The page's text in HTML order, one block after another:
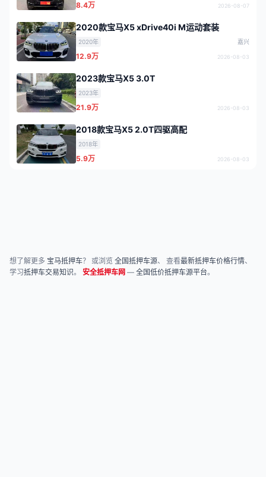
8.4万 2026-08-07
2020款宝马X5 xDrive40i M运动套装
2020年 嘉兴
12.9万 2026-08-03
2023款宝马X5 3.0T
2023年
21.9万 2026-08-03
2018款宝马X5 2.0T四驱高配
2018年
5.9万 2026-08-03
想了解更多 宝马抵押车？ 或浏览 全国抵押车源、 查看最新抵押车价格行情、
学习抵押车交易知识。 安全抵押车网 — 全国低价抵押车源平台。